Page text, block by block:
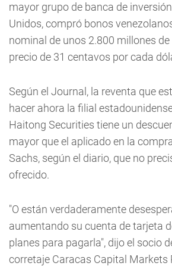
mayor grupo de banca de
Unidos, compró bonos
nominal de unos 2.800 millones
precio de 31 centavos por cada
Según el Journal, la reventa que
hacer ahora la filial
Haitong Securities tiene un
mayor que el aplicado en la
Sachs, según el diario, que no
ofrecido.
"O están verdaderamente
aumentando su cuenta de tarjeta
planes para pagarla", dijo el socio
corretaje Caracas Capital Markets